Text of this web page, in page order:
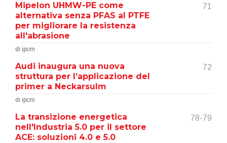
Mipelon UHMW-PE come
alternativa senza PFAS al PTFE
per migliorare la resistenza
all'abrasione
71
di ipcm
Audi inaugura una nuova
struttura per l’applicazione del
primer a Neckarsulm
72
di ipcm
La transizione energetica
nell'Industria 5.0 per il settore
ACE: soluzioni 4.0 e 5.0
78-79